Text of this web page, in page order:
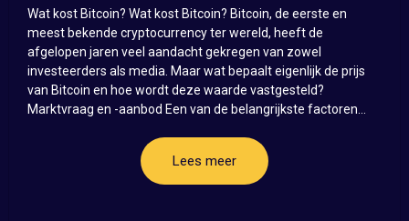
Wat kost Bitcoin? Wat kost Bitcoin? Bitcoin, de eerste en
meest bekende cryptocurrency ter wereld, heeft de
afgelopen jaren veel aandacht gekregen van zowel
investeerders als media. Maar wat bepaalt eigenlijk de prijs
van Bitcoin en hoe wordt deze waarde vastgesteld?
Marktvraag en -aanbod Een van de belangrijkste factoren...
Lees meer